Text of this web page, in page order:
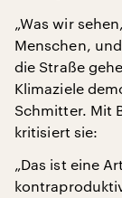
„Was wir
Menschen,
die Straße
Klimaziele
Schmitter. Mit
kritisiert sie:
„Das ist eine